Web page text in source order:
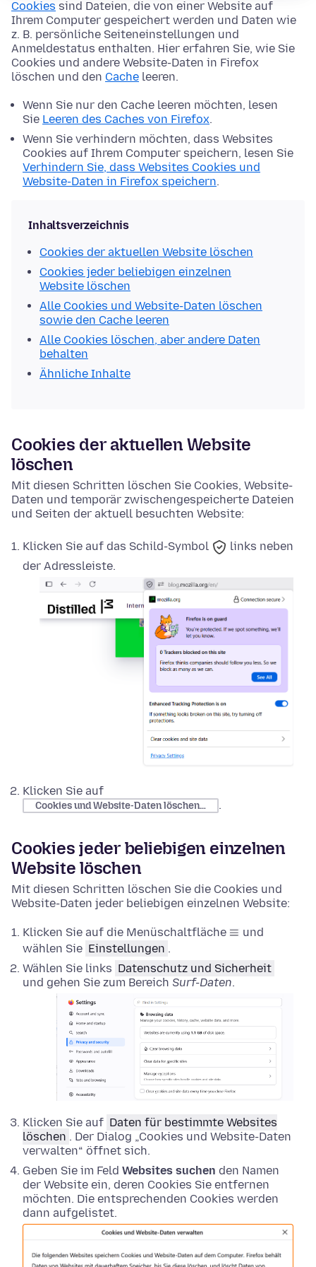
Cookies sind Dateien, die von einer Website auf
Ihrem Computer gespeichert werden und Daten wie
z. B. persönliche Seiteneinstellungen und
Anmeldestatus enthalten. Hier erfahren Sie, wie Sie
Cookies und andere Website-Daten in Firefox
löschen und den Cache leeren.
Wenn Sie nur den Cache leeren möchten, lesen
Sie Leeren des Caches von Firefox.
Wenn Sie verhindern möchten, dass Websites
Cookies auf Ihrem Computer speichern, lesen Sie
Verhindern Sie, dass Websites Cookies und
Website-Daten in Firefox speichern.
Inhaltsverzeichnis
Cookies der aktuellen Website löschen
Cookies jeder beliebigen einzelnen
Website löschen
Alle Cookies und Website-Daten löschen
sowie den Cache leeren
Alle Cookies löschen, aber andere Daten
behalten
Ähnliche Inhalte
Cookies der aktuellen Website
löschen
Mit diesen Schritten löschen Sie Cookies, Website-
Daten und temporär zwischengespeicherte Dateien
und Seiten der aktuell besuchten Website:
Klicken Sie auf das Schild-Symbol
links neben
der Adressleiste.
Klicken Sie auf
Cookies und Website-Daten löschen… .
Cookies jeder beliebigen einzelnen
Website löschen
Mit diesen Schritten löschen Sie die Cookies und
Website-Daten jeder beliebigen einzelnen Website:
Klicken Sie auf die Menüschaltfläche
und
wählen Sie Einstellungen .
Wählen Sie links Datenschutz und Sicherheit
und gehen Sie zum Bereich Surf-Daten.
Klicken Sie auf Daten für bestimmte Websites
löschen . Der Dialog „Cookies und Website-Daten
verwalten“ öffnet sich.
Geben Sie im Feld Websites suchen den Namen
der Website ein, deren Cookies Sie entfernen
möchten. Die entsprechenden Cookies werden
dann aufgelistet.